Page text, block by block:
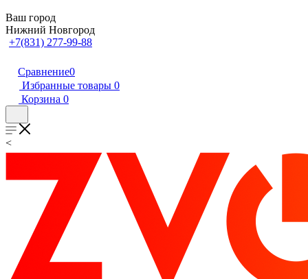
Ваш город
Нижний Новгород
+7(831) 277-99-88
Сравнение0
Избранные товары 0
Корзина 0
<